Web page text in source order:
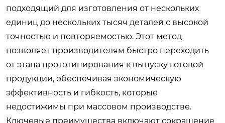
подходящий для изготовления от нескольких
единиц до нескольких тысяч деталей с высокой
точностью и повторяемостью. Этот метод
позволяет производителям быстро переходить
от этапа прототипирования к выпуску готовой
продукции, обеспечивая экономическую
эффективность и гибкость, которые
недостижимы при массовом производстве.
Ключевые преимущества включают сокращение